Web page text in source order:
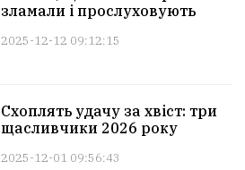
зламали і прослуховують
2025-12-12 09:12:15
Схоплять удачу за хвіст: три
щасливчики 2026 року
2025-12-01 09:56:43